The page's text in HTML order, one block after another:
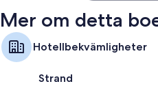
Mer om detta
Hotellbekvämligheter
Strand